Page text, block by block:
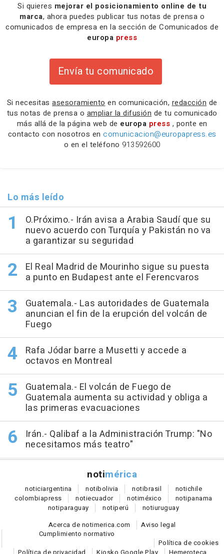
Si quieres mejorar el posicionamiento online de tu
marca, ahora puedes publicar tus notas de prensa o
comunicados de empresa en la sección de Comunicados de
europa press
Envía tu comunicado
Si necesitas asesoramiento en comunicación, redacción de
tus notas de prensa o ampliar la difusión de tu comunicado
más allá de la página web de europa press , ponte en
contacto con nosotros en comunicacion@europapress.es
o en el teléfono 913592600
Lo más leído
O.Próximo.- Irán avisa a Arabia Saudí que su
nuevo acuerdo con Turquía y Pakistán no va
a garantizar su seguridad
El Real Madrid de Mourinho sigue su puesta
a punto en Budapest ante el Ferencvaros
Guatemala.- Las autoridades de Guatemala
anuncian el fin de la erupción del volcán de
Fuego
Rafa Jódar barre a Musetti y accede a
octavos en Montreal
Guatemala.- El volcán de Fuego de
Guatemala aumenta su actividad y obliga a
las primeras evacuaciones
Irán.- Qalibaf a la Administración Trump: "No
necesitamos más teatro"
notimérica
noticiargentina notibolivia notibrasil notichile
colombiapress notiecuador notiméxico notipanama
notiparaguay notiperú notiuruguay
Acerca de notimerica.com
Aviso legal
Cumplimiento normativo
Política de cookies